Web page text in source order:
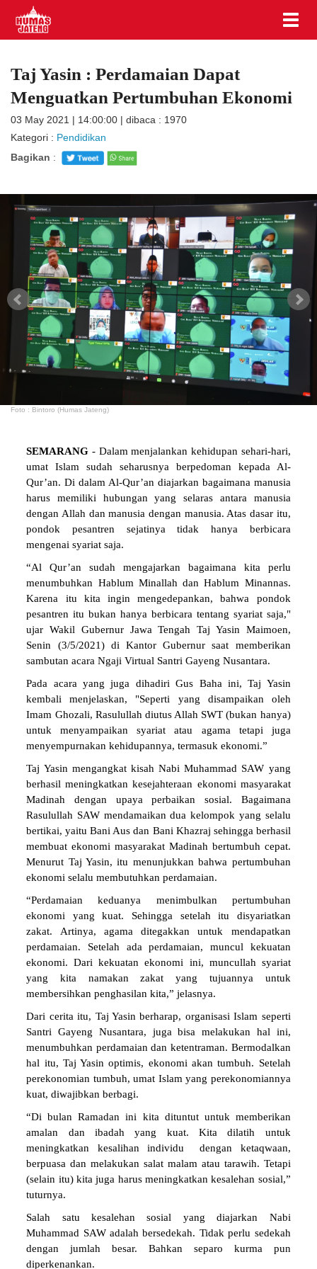
Taj Yasin : Perdamaian Dapat
Menguatkan Pertumbuhan Ekonomi
03 May 2021 | 14:00:00 | dibaca : 1970
Kategori : Pendidikan
Bagikan :
Foto : Bintoro (Humas Jateng)
SEMARANG - Dalam menjalankan kehidupan sehari-hari,
umat Islam sudah seharusnya berpedoman kepada Al-
Qur’an. Di dalam Al-Qur’an diajarkan bagaimana manusia
harus memiliki hubungan yang selaras antara manusia
dengan Allah dan manusia dengan manusia. Atas dasar itu,
pondok pesantren sejatinya tidak hanya berbicara
mengenai syariat saja.
“Al Qur’an sudah mengajarkan bagaimana kita perlu
menumbuhkan Hablum Minallah dan Hablum Minannas.
Karena itu kita ingin mengedepankan, bahwa pondok
pesantren itu bukan hanya berbicara tentang syariat saja,"
ujar Wakil Gubernur Jawa Tengah Taj Yasin Maimoen,
Senin (3/5/2021) di Kantor Gubernur saat memberikan
sambutan acara Ngaji Virtual Santri Gayeng Nusantara.
Pada acara yang juga dihadiri Gus Baha ini, Taj Yasin
kembali menjelaskan, "Seperti yang disampaikan oleh
Imam Ghozali, Rasulullah diutus Allah SWT (bukan hanya)
untuk menyampaikan syariat atau agama tetapi juga
menyempurnakan kehidupannya, termasuk ekonomi.”
Taj Yasin mengangkat kisah Nabi Muhammad SAW yang
berhasil meningkatkan kesejahteraan ekonomi masyarakat
Madinah dengan upaya perbaikan sosial. Bagaimana
Rasulullah SAW mendamaikan dua kelompok yang selalu
bertikai, yaitu Bani Aus dan Bani Khazraj sehingga berhasil
membuat ekonomi masyarakat Madinah bertumbuh cepat.
Menurut Taj Yasin, itu menunjukkan bahwa pertumbuhan
ekonomi selalu membutuhkan perdamaian.
“Perdamaian keduanya menimbulkan pertumbuhan
ekonomi yang kuat. Sehingga setelah itu disyariatkan
zakat. Artinya, agama ditegakkan untuk mendapatkan
perdamaian. Setelah ada perdamaian, muncul kekuatan
ekonomi. Dari kekuatan ekonomi ini, muncullah syariat
yang kita namakan zakat yang tujuannya untuk
membersihkan penghasilan kita,” jelasnya.
Dari cerita itu, Taj Yasin berharap, organisasi Islam seperti
Santri Gayeng Nusantara, juga bisa melakukan hal ini,
menumbuhkan perdamaian dan ketentraman. Bermodalkan
hal itu, Taj Yasin optimis, ekonomi akan tumbuh. Setelah
perekonomian tumbuh, umat Islam yang perekonomiannya
kuat, diwajibkan berbagi.
“Di bulan Ramadan ini kita dituntut untuk memberikan
amalan dan ibadah yang kuat. Kita dilatih untuk
meningkatkan kesalihan individu dengan ketaqwaan,
berpuasa dan melakukan salat malam atau tarawih. Tetapi
(selain itu) kita juga harus meningkatkan kesalehan sosial,”
tuturnya.
Salah satu kesalehan sosial yang diajarkan Nabi
Muhammad SAW adalah bersedekah. Tidak perlu sedekah
dengan jumlah besar. Bahkan separo kurma pun
diperkenankan.